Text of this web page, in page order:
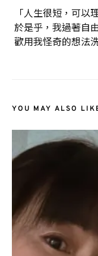
「人生很短，可以
於是乎，我過著自
歡用我怪奇的想法
YOU MAY ALSO